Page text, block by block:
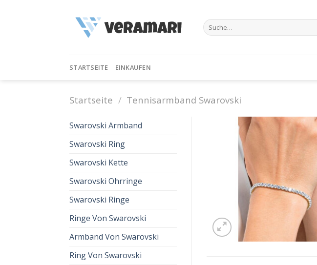
Suche
nach:
STARTSEITE EINKAUFEN
Startseite / Tennisarmband Swarovski
Swarovski Armband
Swarovski Ring
Swarovski Kette
Swarovski Ohrringe
Swarovski Ringe
Ringe Von Swarovski
Armband Von Swarovski
Ring Von Swarovski